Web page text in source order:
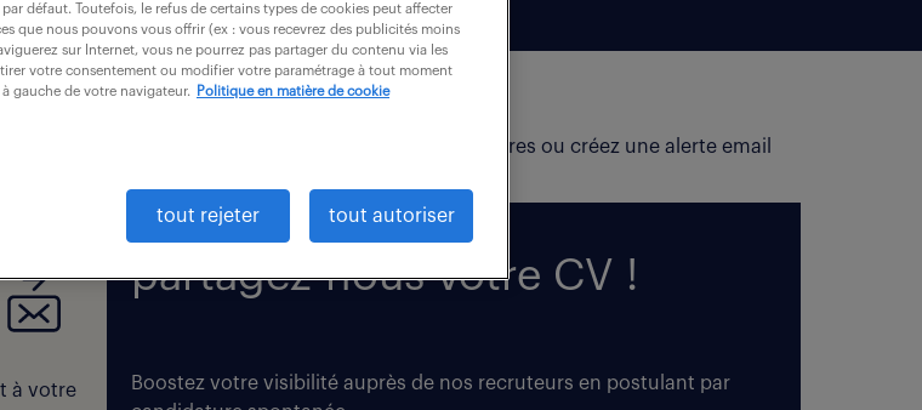
à vos critères de recherche. Modifiez vos critères ou créez une alerte email
à votre
partagez-nous votre CV !
Boostez votre visibilité auprès de nos recruteurs en postulant par
défaut. Toutefois, le refus de certains types de cookies peut affecter
que nous pouvons vous offrir (ex : vous recevrez des publicités moins
sur Internet, vous ne pourrez pas partager du contenu via les
votre consentement ou modifier votre paramétrage à tout moment
gauche de votre navigateur.
Politique en matière de cookie
tout rejeter tout autoriser